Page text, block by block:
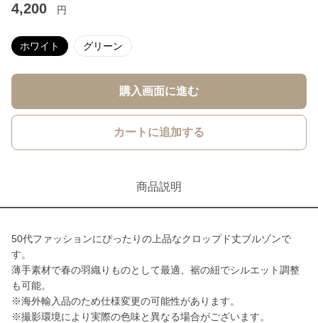
4,200 円
ホワイト グリーン
購入画面に進む
カートに追加する
商品説明
50代ファッションにぴったりの上品なクロップド丈ブルゾンで
す。
薄手素材で春の羽織りものとして最適、裾の紐でシルエット調整
も可能。
※海外輸入品のため仕様変更の可能性があります。
※撮影環境により実際の色味と異なる場合がございます。